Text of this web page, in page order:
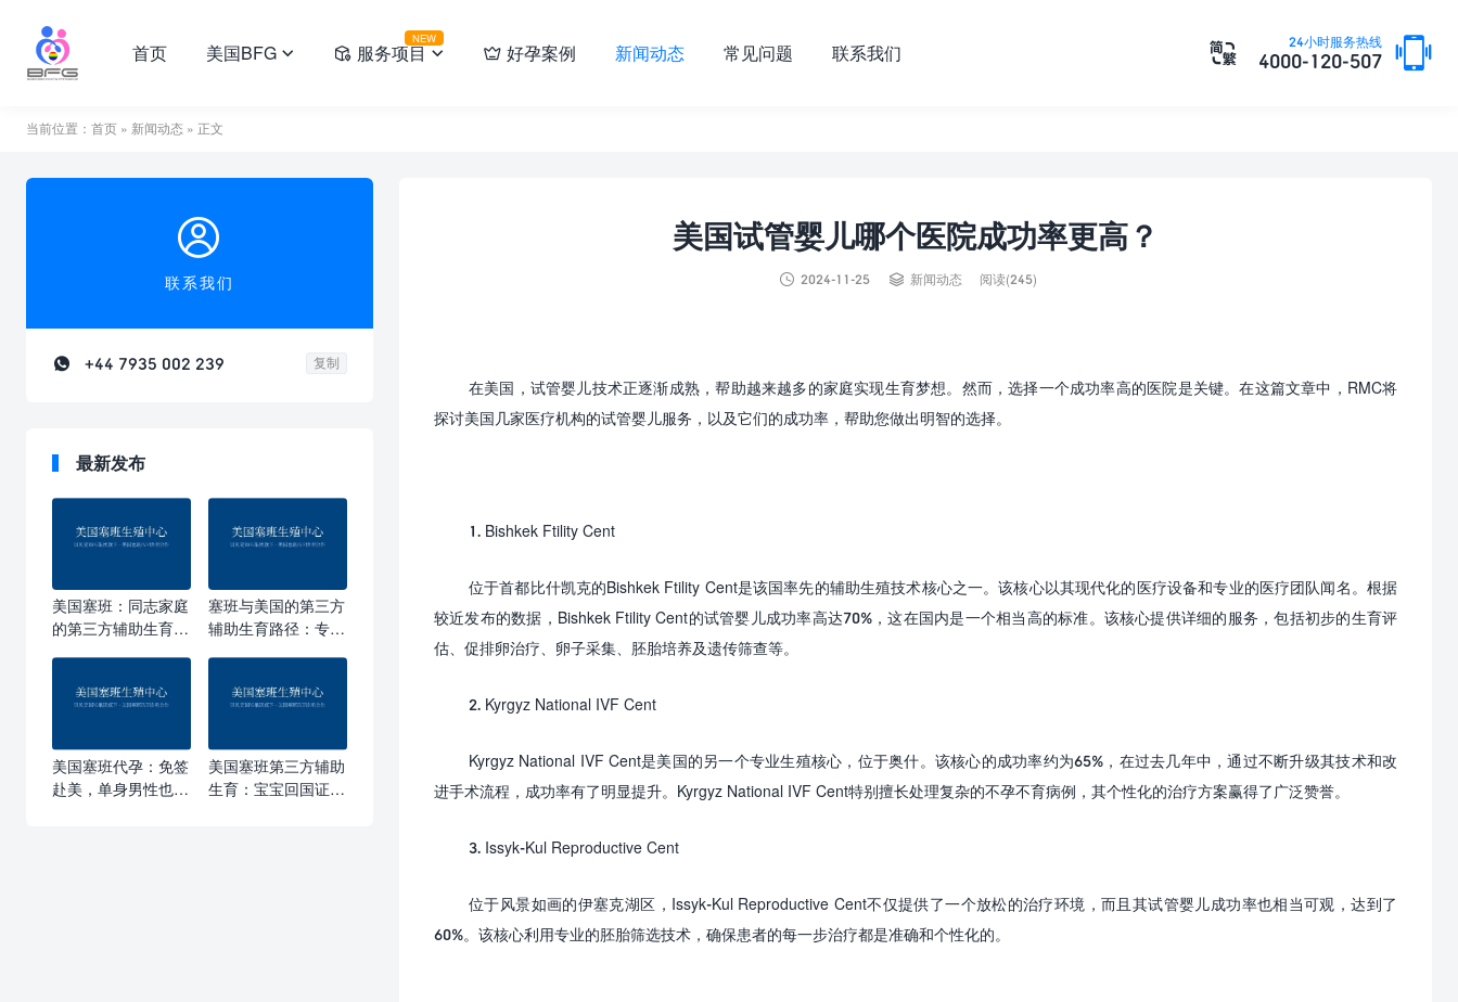
24小时服务热线
4000-120-507 

首页 美国BFG   服务项目
NEW
  好孕案例 新闻动态 常见问题 联系我们
当前位置： 首页 » 新闻动态 » 正文
美国试管婴儿哪个医院成功率更高？
 2024-11-25  新闻动态 阅读(245)
在美国，试管婴儿技术正逐渐成熟，帮助越来越多的家庭实现生育梦想。然而，选择一个成功率高的医院是关键。在这篇文章中， RMC将
探讨美国几家医疗机构的试管婴儿服务，以及它们的成功率，帮助您做出明智的选择。
1. Bishkek Ftility Cent
位于首都比什凯克的Bishkek Ftility Cent是该国率先的辅助生殖技术核心之一。该核心以其现代化的医疗设备和专业的医疗团队闻名。根据
较近发布的数据， Bishkek Ftility Cent的试管婴儿成功率高达70% ，这在国内是一个相当高的标准。该核心提供详细的服务，包括初步的生育评
估、促排卵治疗、卵子采集、胚胎培养及遗传筛查等。
2. Kyrgyz National IVF Cent
Kyrgyz National IVF Cent是美国的另一个专业生殖核心，位于奥什。该核心的成功率约为65% ，在过去几年中，通过不断升级其技术和改
进手术流程，成功率有了明显提升。 Kyrgyz National IVF Cent特别擅长处理复杂的不孕不育病例，其个性化的治疗方案赢得了广泛赞誉。
3. Issyk-Kul Reproductive Cent
位于风景如画的伊塞克湖区， Issyk-Kul Reproductive Cent不仅提供了一个放松的治疗环境，而且其试管婴儿成功率也相当可观，达到了
60%。该核心利用专业的胚胎筛选技术，确保患者的每一步治疗都是准确和个性化的。

联系我们
 +44 7935 002 239 复制
最新发布
美国塞班：同志家庭
的第三方辅助生育完
塞班与美国的第三方
辅助生育路径：专为
美国塞班代孕：免签
赴美，单身男性也能
美国塞班第三方辅助
生育：宝宝回国证件